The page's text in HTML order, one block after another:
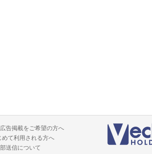
広告掲載をご希望の方へ
めて利用される方へ
送信について